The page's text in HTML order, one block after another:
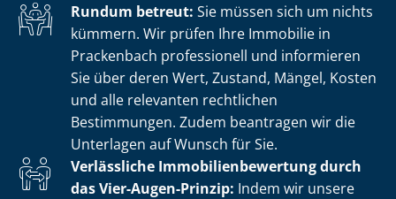
Rundum betreut: Sie müssen sich um nichts
kümmern. Wir prüfen Ihre Immobilie in
Prackenbach professionell und informieren
Sie über deren Wert, Zustand, Mängel, Kosten
und alle relevanten rechtlichen
Bestimmungen. Zudem beantragen wir die
Unterlagen auf Wunsch für Sie.
Verlässliche Im­mo­bi­li­en­be­wer­tung durch
das Vier-Augen-Prinzip: Indem wir unsere